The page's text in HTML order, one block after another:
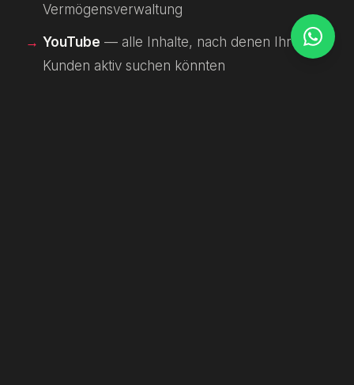
Vermögensverwaltung
YouTube — alle Inhalte, nach denen Ihre
Kunden aktiv suchen könnten